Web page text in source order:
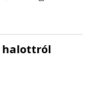
halottról